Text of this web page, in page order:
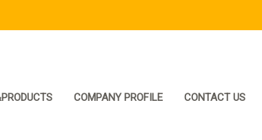
COMPANY PROFILE CONTACT US